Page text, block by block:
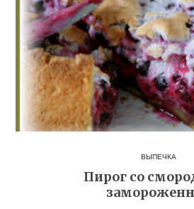
ВЫПЕЧКА
Пирог со